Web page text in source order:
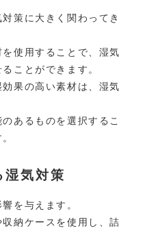
策に大きく関わってき
使用することで、湿気
ことができます。
果の高い素材は、湿気
あるものを選択するこ
湿気対策
を与えます。
納ケースを使用し、詰